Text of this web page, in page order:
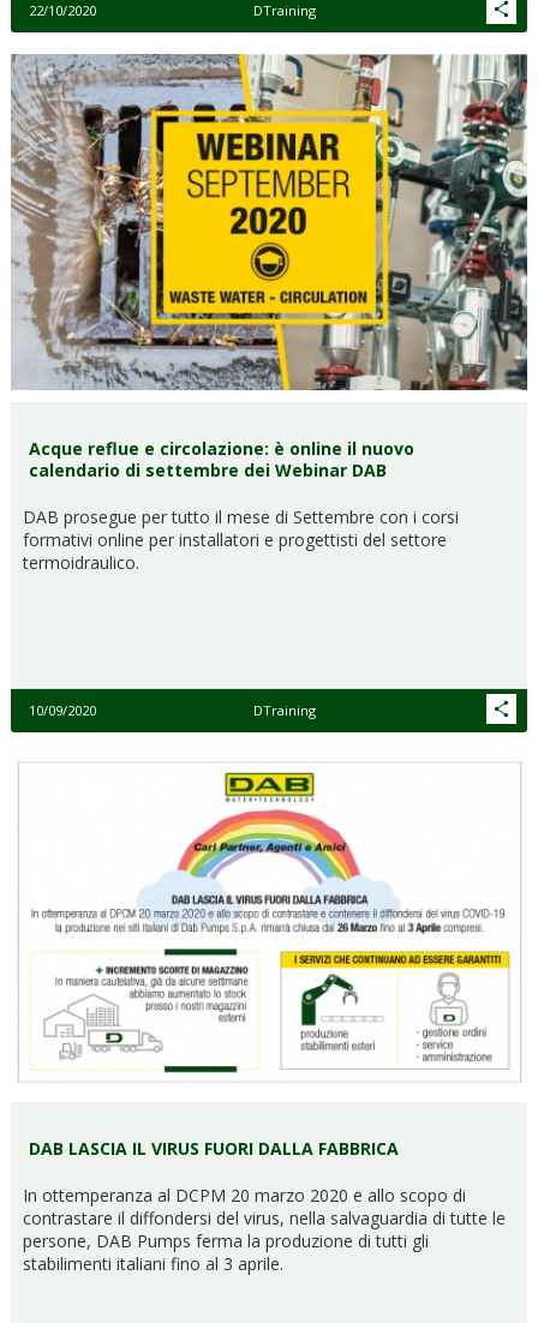
22/10/2020 DTraining
Acque reflue e circolazione: è online il nuovo
calendario di settembre dei Webinar DAB
DAB prosegue per tutto il mese di Settembre con i corsi
formativi online per installatori e progettisti del settore
termoidraulico.
10/09/2020 DTraining
DAB LASCIA IL VIRUS FUORI DALLA FABBRICA
In ottemperanza al DCPM 20 marzo 2020 e allo scopo di
contrastare il diffondersi del virus, nella salvaguardia di tutte le
persone, DAB Pumps ferma la produzione di tutti gli
stabilimenti italiani fino al 3 aprile.